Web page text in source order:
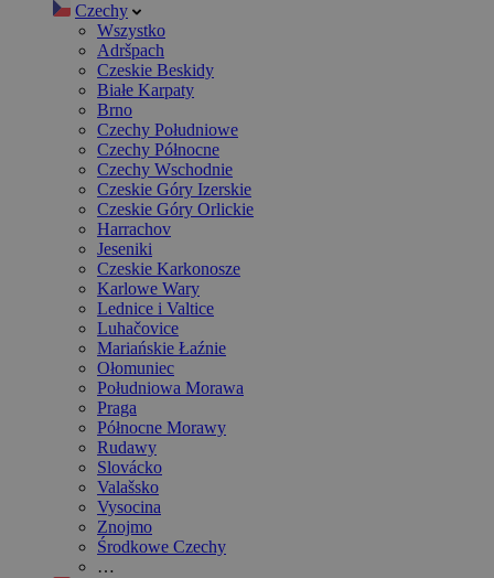
Czechy
Wszystko
Adršpach
Czeskie Beskidy
Białe Karpaty
Brno
Czechy Południowe
Czechy Północne
Czechy Wschodnie
Czeskie Góry Izerskie
Czeskie Góry Orlickie
Harrachov
Jeseniki
Czeskie Karkonosze
Karlowe Wary
Lednice i Valtice
Luhačovice
Mariańskie Łaźnie
Ołomuniec
Południowa Morawa
Praga
Północne Morawy
Rudawy
Slovácko
Valašsko
Vysocina
Znojmo
Środkowe Czechy
…